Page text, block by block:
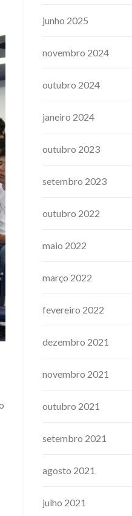
junho 2025
novembro 2024
outubro 2024
janeiro 2024
outubro 2023
setembro 2023
outubro 2022
maio 2022
março 2022
fevereiro 2022
dezembro 2021
novembro 2021
outubro 2021
setembro 2021
agosto 2021
julho 2021